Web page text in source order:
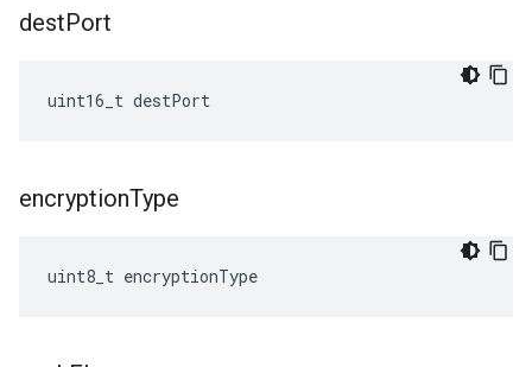
destPort
uint16_t destPort
encryptionType
uint8_t encryptionType